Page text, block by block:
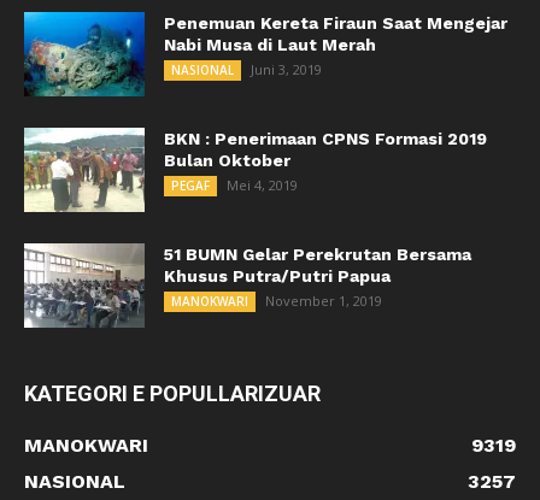
Penemuan Kereta Firaun Saat Mengejar
Nabi Musa di Laut Merah
NASIONAL Juni 3, 2019
BKN : Penerimaan CPNS Formasi 2019
Bulan Oktober
PEGAF Mei 4, 2019
51 BUMN Gelar Perekrutan Bersama
Khusus Putra/Putri Papua
MANOKWARI November 1, 2019
KATEGORI E POPULLARIZUAR
MANOKWARI
9319
NASIONAL
3257